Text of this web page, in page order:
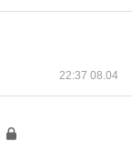
22:37 08.04